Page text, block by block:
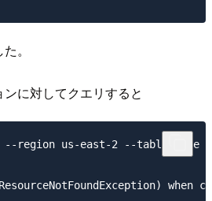
。
に対してクエリすると
--region us-east-2 --table-name